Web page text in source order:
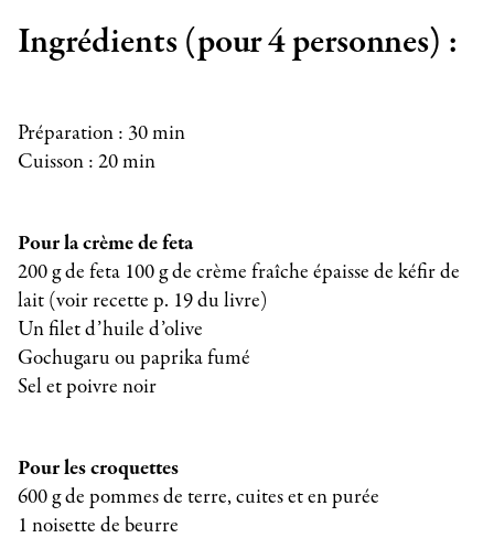
Ingrédients (pour 4 personnes) :
Préparation : 30 min
Cuisson : 20 min
Pour la crème de feta
200 g de feta 100 g de crème fraîche épaisse de kéfir de
lait (voir recette p. 19 du livre)
Un filet d’huile d’olive
Gochugaru ou paprika fumé
Sel et poivre noir
Pour les croquettes
600 g de pommes de terre, cuites et en purée
1 noisette de beurre